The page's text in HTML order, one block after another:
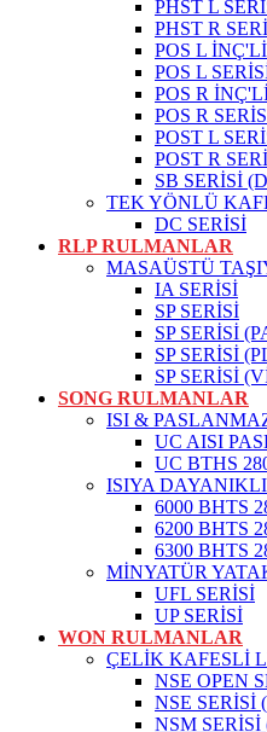
PHST L
PHST R
POS L
POS L
POS R
POS R
POST L
POST R
SB SERİSİ
TEK YÖNLÜ
DC SERİSİ
RLP RULMANLAR
MASAÜSTÜ
IA SERİSİ
SP SERİSİ
SP SERİSİ
SP SERİSİ
SP SERİSİ
SONG RULMANLAR
ISI &
UC AISI
UC BTHS
ISIYA
6000 BHTS
6200 BHTS
6300 BHTS
MİNYATÜR
UFL SERİSİ
UP SERİSİ
WON RULMANLAR
ÇELİK KAFESLİ
NSE OPEN
NSE SERİSİ
NSM